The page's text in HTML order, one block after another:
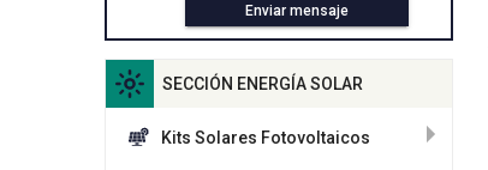
Enviar mensaje
SECCIÓN ENERGÍA SOLAR
Kits Solares Fotovoltaicos